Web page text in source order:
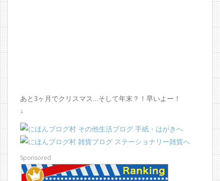
あと3ヶ月でクリスマス…そして年末？！早いよー！
↓
Sponsored